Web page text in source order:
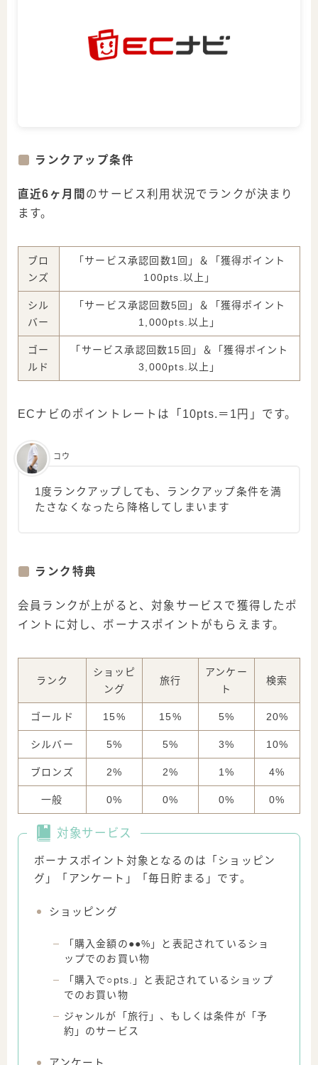
ランクアップ条件
直近6ヶ月間 のサービス利用状況でランクが決まり
ます。
ブロ
ンズ
「サービス承認回数1回 」＆「獲得ポイント
100pts. 以上」
シル
バー
「サービス承認回数5回 」＆「獲得ポイント
1,000pts.以上」
ゴー
ルド
「サービス承認回数15回 」＆「獲得ポイント
3,000pts.以上」
ECナビのポイントレートは「10pts.＝1円」です。
1度ランクアップしても、ランクアップ条件を満
たさなくなったら降格してしまいます
コウ
ランク特典
会員ランクが上がると、対象サービスで獲得したポ
イントに対し、ボーナスポイントがもらえます。
ランク
ショッピ
ング
旅行
アンケー
ト
検索
ゴールド 15% 15% 5% 20%
シルバー 5% 5% 3% 10%
ブロンズ 2% 2% 1% 4%
一般 0% 0% 0% 0%
対象サービス
ボーナスポイント対象となるのは「ショッピン
グ」「アンケート」「毎日貯まる」です。
ショッピング
「購入金額の●●%」と表記されているショ
ップでのお買い物
「購入で○pts.」と表記されているショップ
でのお買い物
ジャンルが「旅行」、もしくは条件が「予
約」のサービス